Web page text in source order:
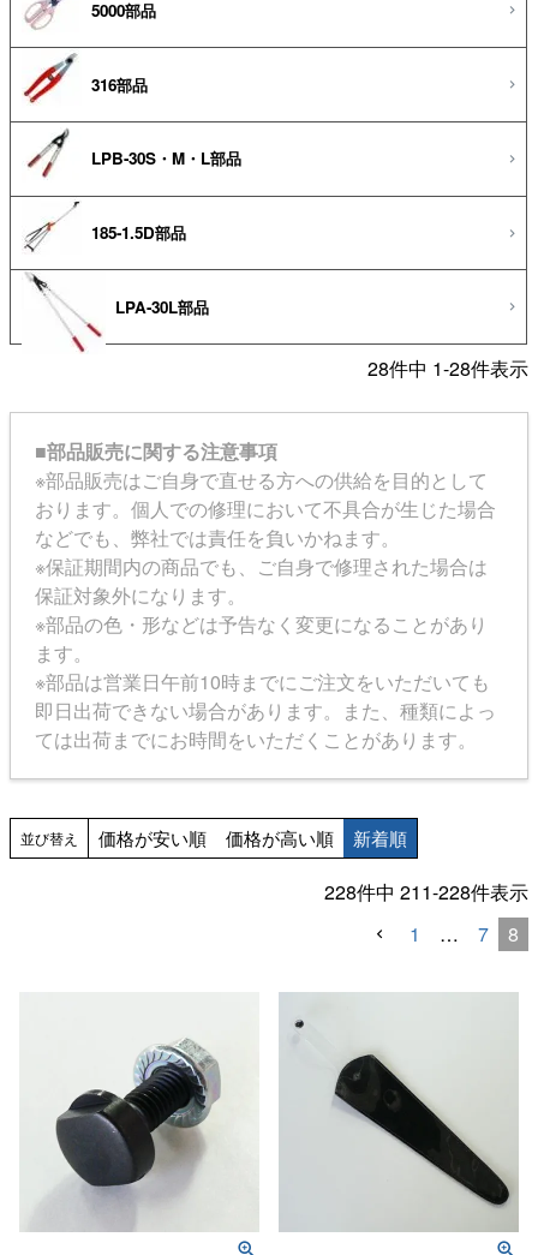
5000部品
316部品
LPB-30S・M・L部品
185-1.5D部品
LPA-30L部品
28件中 1-28件表示
■部品販売に関する注意事項
※部品販売はご自身で直せる方への供給を目的として
おります。個人での修理において不具合が生じた場合
などでも、弊社では責任を負いかねます。
※保証期間内の商品でも、ご自身で修理された場合は
保証対象外になります。
※部品の色・形などは予告なく変更になることがあり
ます。
※部品は営業日午前10時までにご注文をいただいても
即日出荷できない場合があります。また、種類によっ
ては出荷までにお時間をいただくことがあります。
並び替え 価格が安い順 価格が高い順 新着順
228件中 211-228件表示
1
… 7 8